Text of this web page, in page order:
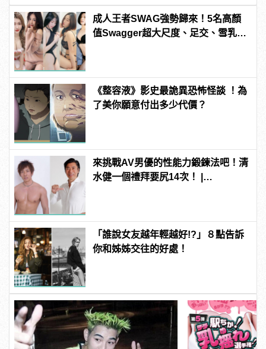
成人王者SWAG強勢歸來！5名高顏
值Swagger超大尺度、足交、雪乳、
《整容液》影史最詭異恐怖怪談 ！為
了美你願意付出多少代價？
來挑戰AV男優的性能力鍛鍊法吧！清
水健一個禮拜要尻14次！ |
「誰說女友越年輕越好!?」８點告訴
你和姊姊交往的好處！